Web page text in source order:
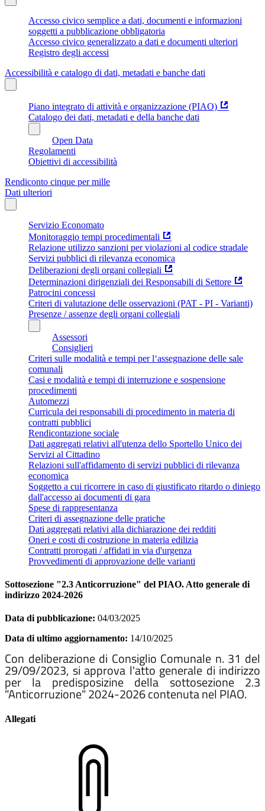
Accesso civico semplice a dati, documenti e informazioni
soggetti a pubblicazione obbligatoria
Accesso civico generalizzato a dati e documenti ulteriori
Registro degli accessi
Accessibilità e catalogo di dati, metadati e banche dati
Piano integrato di attività e organizzazione (PIAO)
Catalogo dei dati, metadati e della banche dati
Open Data
Regolamenti
Obiettivi di accessibilità
Rendiconto cinque per mille
Dati ulteriori
Servizio Economato
Monitoraggio tempi procedimentali
Relazione utilizzo sanzioni per violazioni al codice stradale
Servizi pubblici di rilevanza economica
Deliberazioni degli organi collegiali
Determinazioni dirigenziali dei Responsabili di Settore
Patrocini concessi
Criteri di valutazione delle osservazioni (PAT - PI - Varianti)
Presenze / assenze degli organi collegiali
Assessori
Consiglieri
Criteri sulle modalità e tempi per l‘assegnazione delle sale
comunali
Casi e modalità e tempi di interruzione e sospensione
procedimenti
Automezzi
Curricula dei responsabili di procedimento in materia di
contratti pubblici
Rendicontazione sociale
Dati aggregati relativi all'utenza dello Sportello Unico dei
Servizi al Cittadino
Relazioni sull'affidamento di servizi pubblici di rilevanza
economica
Soggetto a cui ricorrere in caso di giustificato ritardo o diniego
dall'accesso ai documenti di gara
Spese di rappresentanza
Criteri di assegnazione delle pratiche
Dati aggregati relativi alla dichiarazione dei redditi
Oneri e costi di costruzione in materia edilizia
Contratti prorogati / affidati in via d'urgenza
Provvedimenti di approvazione delle varianti
Sottosezione "2.3 Anticorruzione" del PIAO. Atto generale di
indirizzo 2024-2026
Data di pubblicazione: 04/03/2025
Data di ultimo aggiornamento: 14/10/2025
Con deliberazione di Consiglio Comunale n. 31 del
29/09/2023, si approva l'atto generale di indirizzo
per la predisposizine della sottosezione 2.3
"Anticorruzione" 2024-2026 contenuta nel PIAO.
Allegati